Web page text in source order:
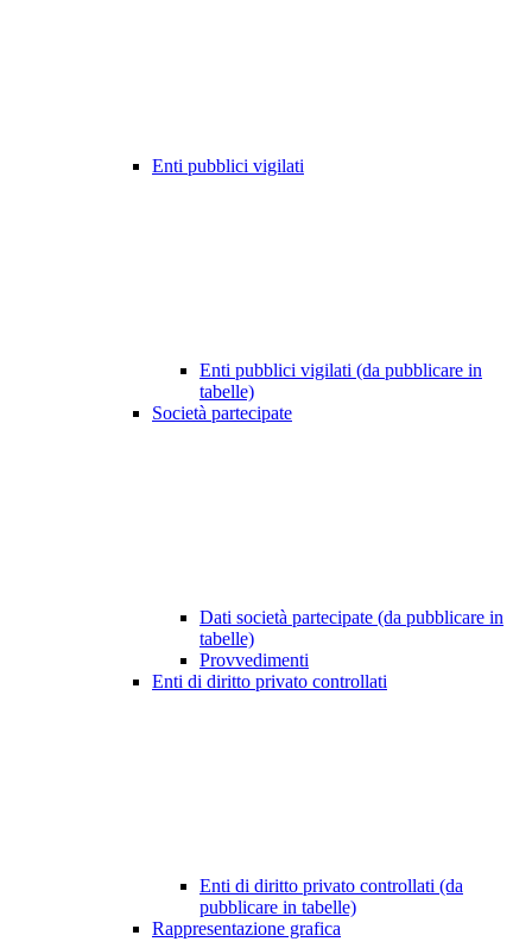
Enti pubblici vigilati
Enti pubblici vigilati (da pubblicare in
tabelle)
Società partecipate
Dati società partecipate (da pubblicare in
tabelle)
Provvedimenti
Enti di diritto privato controllati
Enti di diritto privato controllati (da
pubblicare in tabelle)
Rappresentazione grafica